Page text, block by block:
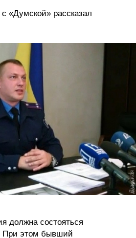
«Думской» рассказал
должна состояться
При этом бывший